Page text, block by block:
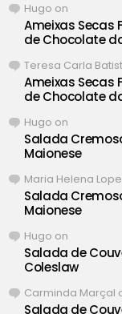
Hugo on
Ameixas Secas
de Chocolate
Teresa Carla
Ameixas Secas
de Chocolate
Hugo on
Salada
Maionese
Maria Helena
Salada
Maionese
Hugo on
Salada de
Coleslaw
Carminda Marçal
Salada de